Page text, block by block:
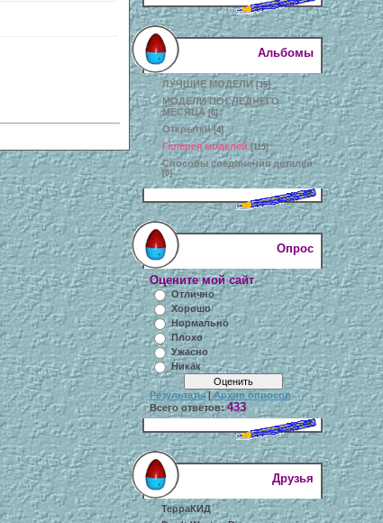
Альбомы
ЛУЧШИЕ МОДЕЛИ [35]
МОДЕЛИ ПОСЛЕДНЕГО
МЕСЯЦА [0]
Открытки [4]
Галерея моделей [115]
Способы соединения деталей
[0]
Опрос
Оцените мой сайт
Отлично
Хорошо
Нормально
Плохо
Ужасно
Никак
Результаты|Архив опросов
Всего ответов:433
Друзья
ТерраКИД